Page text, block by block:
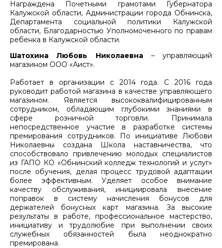
Награждена Почетными грамотами Губернатора
Калужской области, Администрации города Обнинска,
Департамента социальной политики Калужской
области, Благодарностью Уполномоченного по правам
ребенка в Калужской области.
Шатохина Любовь Николаевна – управляющий
магазином ООО «Аист».
Работает в организации с 2014 года. С 2016 года
руководит работой магазина в качестве управляющего
магазином. Является высококвалифицированным
сотрудником, обладающим глубокими знаниями в
сфере розничной торговли. Принимала
непосредственное участие в разработке системы
премирования сотрудников. По инициативе Любови
Николаевны создана Школа наставничества, что
способствовало привлечению молодых специалистов
из ГАПО КО «Обнинский колледж технологий и услуг»
после обучения, делая процесс трудовой адаптации
более эффективным. Уделяет особое внимание
качеству обслуживания, инициировала внесение
поправок в систему начисления бонусов для
держателей бонусных карт магазина. За высокие
результаты в работе, профессиональное мастерство,
инициативу и трудолюбие при выполнении своих
служебных обязанностей была неоднократно
премирована.